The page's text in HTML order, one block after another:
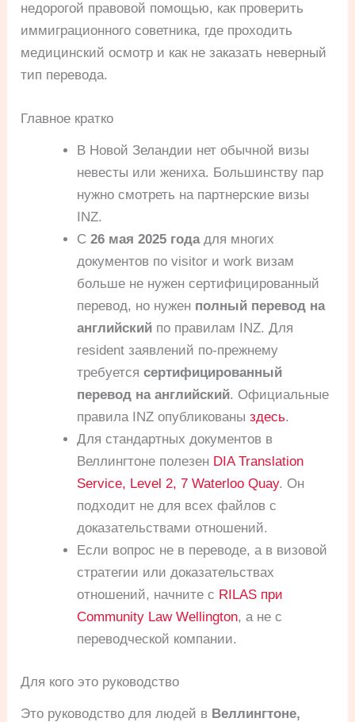
недорогой правовой помощью, как проверить
иммиграционного советника, где проходить
медицинский осмотр и как не заказать неверный
тип перевода.
Главное кратко
В Новой Зеландии нет обычной визы
невесты или жениха. Большинству пар
нужно смотреть на партнерские визы
INZ.
С26 мая 2025 годадля многих
документов по visitor и work визам
больше не нужен сертифицированный
перевод, но нужен полный перевод на
английский по правилам INZ. Для
resident заявлений по-прежнему
требуетсясертифицированный
перевод на английский. Официальные
правила INZ опубликованыздесь.
Для стандартных документов в
Веллингтоне полезен DIA Translation
Service, Level 2, 7 Waterloo Quay. Он
подходит не для всех файлов с
доказательствами отношений.
Если вопрос не в переводе, а в визовой
стратегии или доказательствах
отношений, начните с RILAS при
Community Law Wellington, а не с
переводческой компании.
Для кого это руководство
Это руководство для людей в Веллингтоне,